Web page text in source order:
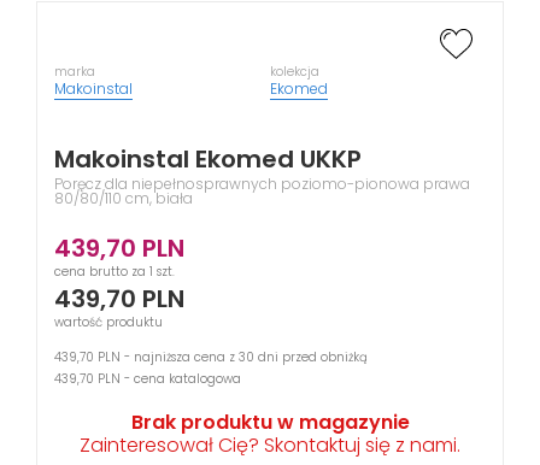
marka
Makoinstal
kolekcja
Ekomed
Makoinstal Ekomed UKKP
Poręcz dla niepełnosprawnych poziomo-pionowa prawa
80/80/110 cm, biała
439,70 PLN
cena brutto za 1 szt.
439,70 PLN
wartość produktu
439,70 PLN - najniższa cena z 30 dni przed obniżką
439,70 PLN - cena katalogowa
Brak produktu w magazynie
Zainteresował Cię? Skontaktuj się z nami.